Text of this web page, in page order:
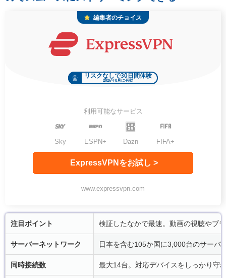
編集者のチョイス
リスクなしで30日間体験
2026年8月に有効
利用可能なサービス
Sky ESPN+ Dazn FIFA+
ExpressVPNをお試し >
www.expressvpn.com
注目ポイント 検証したなかで最速。動画の視聴やブ
サーバーネットワーク 日本を含む105か国に3,000台のサーバ
同時接続数 最大14台。対応デバイスをしっかり守